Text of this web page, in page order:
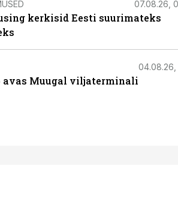
07.08.26,
kerkisid Eesti suurimateks
04.08.26,
avas Muugal viljaterminali